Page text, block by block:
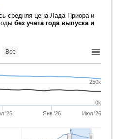
средняя цена Лада Приора и
без учета года выпуска и
'25 Янв '26 Июл '26
0k
250k
Все